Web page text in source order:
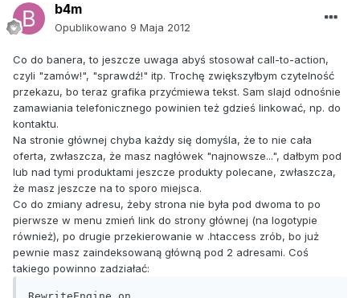
b4m
Opublikowano 9 Maja 2012
Co do banera, to jeszcze uwaga abyś stosował call-to-action,
czyli "zamów!", "sprawdź!" itp. Trochę zwiększyłbym czytelność
przekazu, bo teraz grafika przyćmiewa tekst. Sam slajd odnośnie
zamawiania telefonicznego powinien też gdzieś linkować, np. do
kontaktu.
Na stronie głównej chyba każdy się domyśla, że to nie cała
oferta, zwłaszcza, że masz nagłówek "najnowsze...", dałbym pod
lub nad tymi produktami jeszcze produkty polecane, zwłaszcza,
że masz jeszcze na to sporo miejsca.
Co do zmiany adresu, żeby strona nie była pod dwoma to po
pierwsze w menu zmień link do strony głównej (na logotypie
również), po drugie przekierowanie w .htaccess zrób, bo już
pewnie masz zaindeksowaną główną pod 2 adresami. Coś
takiego powinno zadziałać: